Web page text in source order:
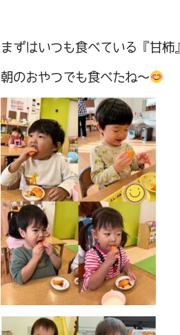
まずはいつも食べている『甘
朝のおやつでも食べたね～